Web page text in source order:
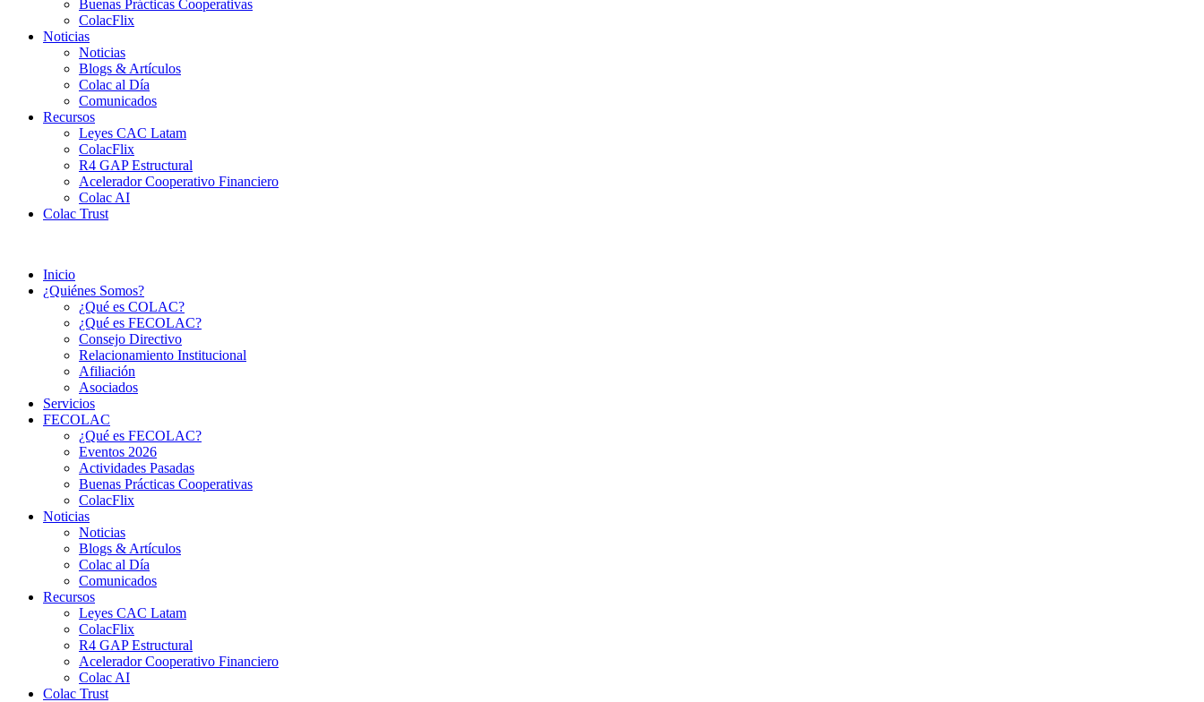
Buenas Prácticas Cooperativas
ColacFlix
Noticias
Noticias
Blogs & Artículos
Colac al Día
Comunicados
Recursos
Leyes CAC Latam
ColacFlix
R4 GAP Estructural
Acelerador Cooperativo Financiero
Colac AI
Colac Trust
Inicio
¿Quiénes Somos?
¿Qué es COLAC?
¿Qué es FECOLAC?
Consejo Directivo
Relacionamiento Institucional
Afiliación
Asociados
Servicios
FECOLAC
¿Qué es FECOLAC?
Eventos 2026
Actividades Pasadas
Buenas Prácticas Cooperativas
ColacFlix
Noticias
Noticias
Blogs & Artículos
Colac al Día
Comunicados
Recursos
Leyes CAC Latam
ColacFlix
R4 GAP Estructural
Acelerador Cooperativo Financiero
Colac AI
Colac Trust